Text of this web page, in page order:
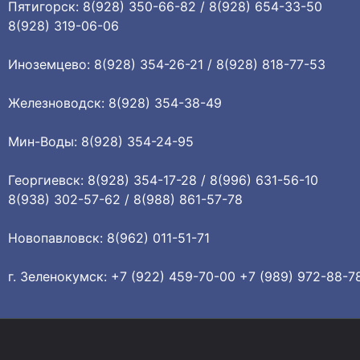
Пятигорск: 8(928) 350-66-82 / 8(928) 654-33-50
8(928) 319-06-06
Иноземцево: 8(928) 354-26-21 / 8(928) 818-77-53
Железноводск: 8(928) 354-38-49
Мин-Воды: 8(928) 354-24-95
Георгиевск: 8(928) 354-17-28 / 8(996) 631-56-10
8(938) 302-57-62 / 8(988) 861-57-78
Новопавловск: 8(962) 011-51-71
г. Зеленокумск: +7 (922) 459-70-00 +7 (989) 972-88-